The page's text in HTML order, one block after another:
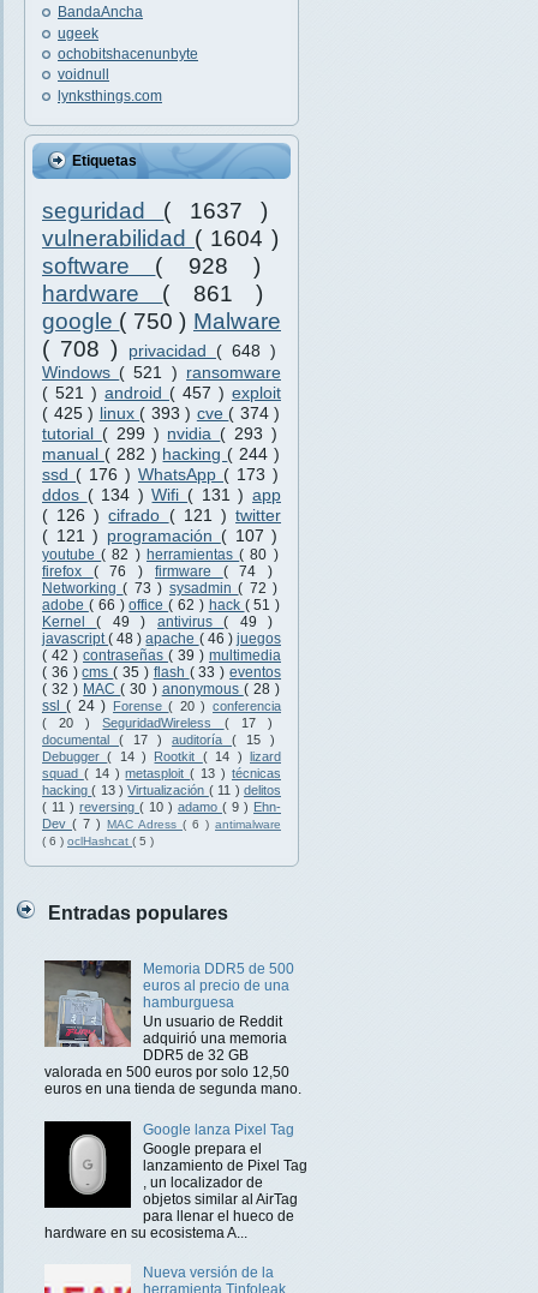
BandaAncha
ugeek
ochobitshacenunbyte
voidnull
lynksthings.com
Etiquetas
seguridad ( 1637 )
vulnerabilidad ( 1604 )
software ( 928 )
hardware ( 861 )
google ( 750 ) Malware
( 708 )
privacidad ( 648 )
Windows ( 521 ) ransomware
( 521 ) android ( 457 ) exploit
( 425 ) linux ( 393 ) cve ( 374 )
tutorial ( 299 ) nvidia ( 293 )
manual ( 282 ) hacking ( 244 )
ssd ( 176 ) WhatsApp ( 173 )
ddos ( 134 )Wifi ( 131 ) app
( 126 )cifrado ( 121 )twitter
( 121 ) programación ( 107 )
youtube( 82 ) herramientas( 80 )
firefox ( 76 ) firmware ( 74 )
Networking( 73 ) sysadmin( 72 )
adobe ( 66 )office( 62 ) hack ( 51 )
Kernel( 49 ) antivirus( 49 )
javascript( 48 )apache ( 46 ) juegos
( 42 ) contraseñas ( 39 ) multimedia
( 36 )cms( 35 ) flash ( 33 )eventos
( 32 ) MAC( 30 ) anonymous ( 28 )
ssl( 24 ) Forense( 20 ) conferencia
( 20 )SeguridadWireless ( 17 )
documental ( 17 ) auditoría ( 15 )
Debugger( 14 ) Rootkit ( 14 ) lizard
squad ( 14 )metasploit( 13 ) técnicas
hacking( 13 )Virtualización ( 11 ) delitos
( 11 ) reversing ( 10 ) adamo ( 9 ) Ehn-
Dev ( 7 ) MAC Adress ( 6 ) antimalware
( 6 ) oclHashcat ( 5 )
Entradas populares
Memoria DDR5 de 500
euros al precio de una
hamburguesa
Un usuario de Reddit
adquirió una memoria
DDR5 de 32 GB
valorada en 500 euros por solo 12,50
euros en una tienda de segunda mano.
Google lanza Pixel Tag
Google prepara el
lanzamiento de Pixel Tag
, un localizador de
objetos similar al AirTag
para llenar el hueco de
hardware en su ecosistema A...
Nueva versión de la
herramienta Tinfoleak